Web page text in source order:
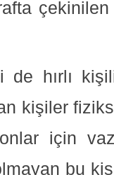
çekinilen
hırlı
kişiler
için
bu